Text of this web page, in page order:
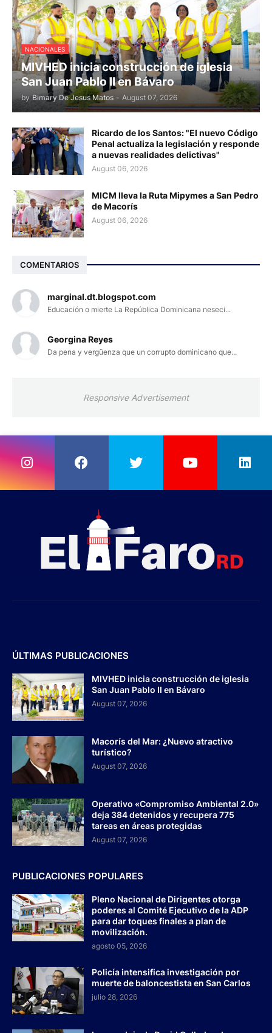
NACIONALES
MIVHED inicia construcción de iglesia
San Juan Pablo II en Bávaro
by Bimary De Jesus Matos - August 07, 2026
Ricardo de los Santos: "El nuevo Código
Penal actualiza la legislación y responde
a nuevas realidades delictivas"
August 06, 2026
MICM lleva la Ruta Mipymes a San Pedro
de Macorís
August 06, 2026
COMENTARIOS
marginal.dt.blogspot.com
Educación o mierte La República Dominicana neseci...
Georgina Reyes
Da pena y vergüenza que un corrupto dominicano que...
Responsive Advertisement
ÚLTIMAS PUBLICACIONES
MIVHED inicia construcción de iglesia
San Juan Pablo II en Bávaro
August 07, 2026
Macorís del Mar: ¿Nuevo atractivo
turístico?
August 07, 2026
Operativo «Compromiso Ambiental 2.0»
deja 384 detenidos y recupera 775
tareas en áreas protegidas
August 07, 2026
PUBLICACIONES POPULARES
Pleno Nacional de Dirigentes otorga
poderes al Comité Ejecutivo de la ADP
para dar toques finales a plan de
movilización.
agosto 05, 2026
Policía intensifica investigación por
muerte de baloncestista en San Carlos
julio 28, 2026